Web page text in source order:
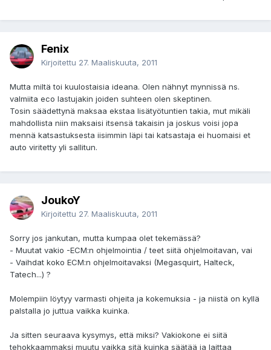
Fenix
Kirjoitettu 27. Maaliskuuta, 2011
Mutta miltä toi kuulostaisia ideana. Olen nähnyt mynnissä ns.
valmiita eco lastujakin joiden suhteen olen skeptinen.
Tosin säädettynä maksaa ekstaa lisätyötuntien takia, mut mikäli
mahdollista niin maksaisi itsensä takaisin ja joskus voisi jopa
mennä katsastuksesta iisimmin läpi tai katsastaja ei huomaisi et
auto viritetty yli sallitun.
JoukoY
Kirjoitettu 27. Maaliskuuta, 2011
Sorry jos jankutan, mutta kumpaa olet tekemässä?
- Muutat vakio -ECM:n ohjelmointia / teet siitä ohjelmoitavan, vai
- Vaihdat koko ECM:n ohjelmoitavaksi (Megasquirt, Halteck,
Tatech...) ?
Molempiin löytyy varmasti ohjeita ja kokemuksia - ja niistä on kyllä
palstalla jo juttua vaikka kuinka.
Ja sitten seuraava kysymys, että miksi? Vakiokone ei siitä
tehokkaammaksi muutu vaikka sitä kuinka säätää ja laittaa